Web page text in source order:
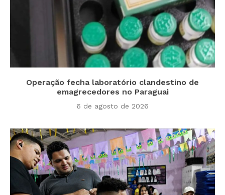
Operação fecha laboratório clandestino de
emagrecedores no Paraguai
6 de agosto de 2026